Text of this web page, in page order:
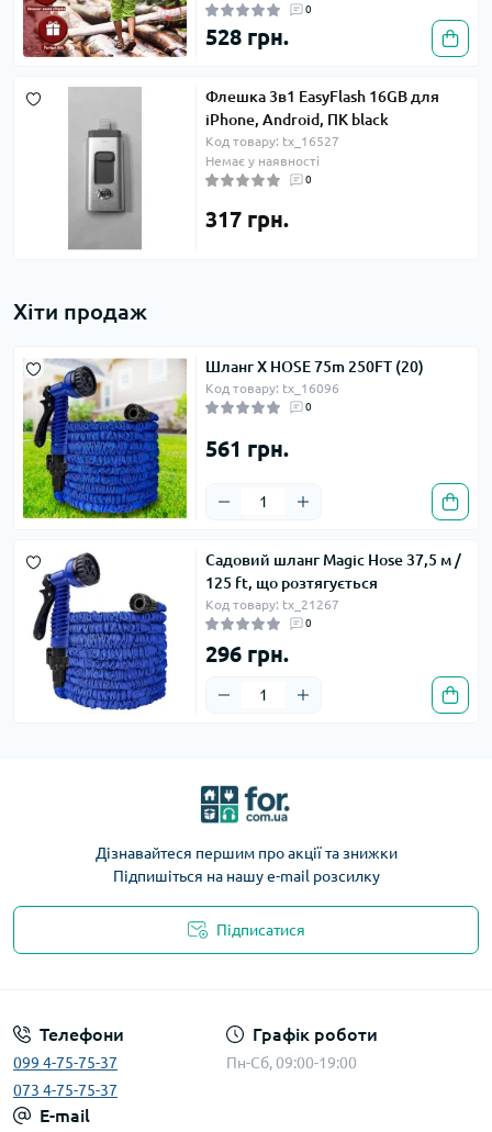
0
528 грн.
Флешка 3в1 EasyFlash 16GB для
iPhone, Android, ПК black
Код товару: tx_16527
Немає у наявності
0
317 грн.
Хіти продаж
Шланг X HOSE 75m 250FT (20)
Код товару: tx_16096
0
561 грн.
Садовий шланг Magic Hose 37,5 м /
125 ft, що розтягується
Код товару: tx_21267
0
296 грн.
Дізнавайтеся першим про акції та знижки
Підпишіться на нашу e-mail розсилку
Підписатися
Телефони
099 4-75-75-37
073 4-75-75-37
Графік роботи
Пн-Сб, 09:00-19:00
E-mail